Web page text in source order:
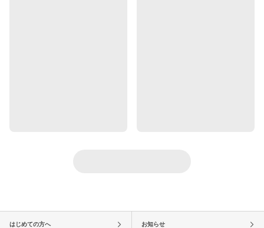
はじめての方へ お知らせ